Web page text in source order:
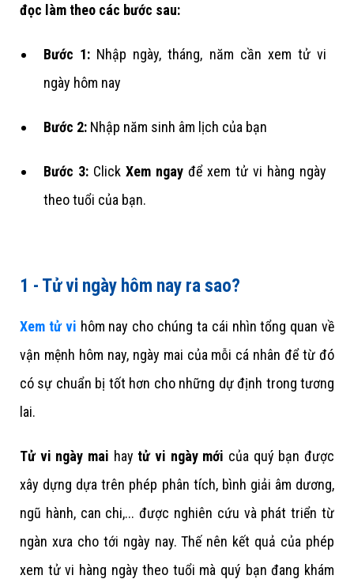
đọc làm theo các bước sau:
Bước 1: Nhập ngày, tháng, năm cần xem tử vi
ngày hôm nay
Bước 2: Nhập năm sinh âm lịch của bạn
Bước 3: Click Xem ngay để xem tử vi hàng ngày
theo tuổi của bạn.
1 - Tử vi ngày hôm nay ra sao?
Xem tử vi hôm nay cho chúng ta cái nhìn tổng quan về
vận mệnh hôm nay, ngày mai của mỗi cá nhân để từ đó
có sự chuẩn bị tốt hơn cho những dự định trong tương
lai.
Tử vi ngày mai haytử vi ngày mới của quý bạn được
xây dựng dựa trên phép phân tích, bình giải âm dương,
ngũ hành, can chi,... được nghiên cứu và phát triển từ
ngàn xưa cho tới ngày nay. Thế nên kết quả của phép
xem tử vi hàng ngày theo tuổi mà quý bạn đang khám